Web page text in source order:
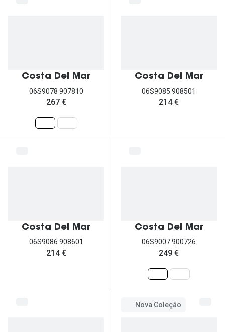
Costa Del Mar
06S9078 907810
267 €
Costa Del Mar
06S9085 908501
214 €
Costa Del Mar
06S9086 908601
214 €
Costa Del Mar
06S9007 900726
249 €
Nova Coleção